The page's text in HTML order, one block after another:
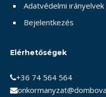
Adatvédelmi irányelvek
Bejelentkezés
Elérhetőségek
+36 74 564 564